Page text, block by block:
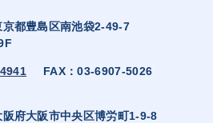
都豊島区南池袋2-49-7
FAX：03-6907-5026
府大阪市中央区博労町1-9-8